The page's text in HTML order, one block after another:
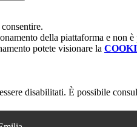
della piattaforma e non
potete visionare la
disabilitati. È possibile